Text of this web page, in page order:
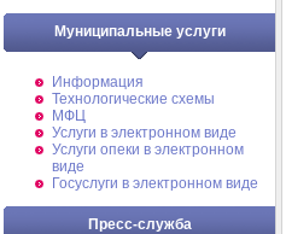
Муниципальные услуги
Информация
Технологические схемы
МФЦ
Услуги в электронном виде
Услуги опеки в электронном
виде
Госуслуги в электронном виде
Пресс-служба